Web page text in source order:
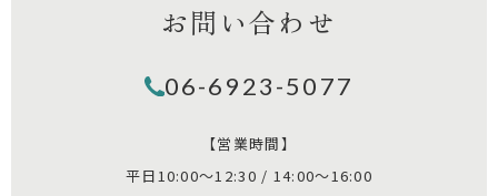
お問い合わせ
06-6923-5077
【営業時間】
平日10:00～12:30 / 14:00～16:00